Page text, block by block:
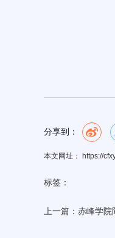
分享到：
本文网址： https://
标签：
上一篇： 赤峰学院